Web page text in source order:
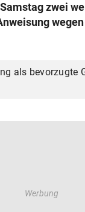
& Co KG 2026
zwei
als bevorzugte